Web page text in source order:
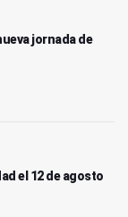
jornada de
el 12 de agosto